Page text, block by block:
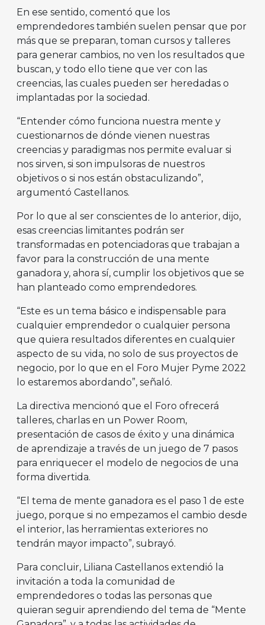
En ese sentido, comentó que los
emprendedores también suelen pensar que por
más que se preparan, toman cursos y talleres
para generar cambios, no ven los resultados que
buscan, y todo ello tiene que ver con las
creencias, las cuales pueden ser heredadas o
implantadas por la sociedad.
“Entender cómo funciona nuestra mente y
cuestionarnos de dónde vienen nuestras
creencias y paradigmas nos permite evaluar si
nos sirven, si son impulsoras de nuestros
objetivos o si nos están obstaculizando”,
argumentó Castellanos.
Por lo que al ser conscientes de lo anterior, dijo,
esas creencias limitantes podrán ser
transformadas en potenciadoras que trabajan a
favor para la construcción de una mente
ganadora y, ahora sí, cumplir los objetivos que se
han planteado como emprendedores.
“Este es un tema básico e indispensable para
cualquier emprendedor o cualquier persona
que quiera resultados diferentes en cualquier
aspecto de su vida, no solo de sus proyectos de
negocio, por lo que en el Foro Mujer Pyme 2022
lo estaremos abordando”, señaló.
La directiva mencionó que el Foro ofrecerá
talleres, charlas en un Power Room,
presentación de casos de éxito y una dinámica
de aprendizaje a través de un juego de 7 pasos
para enriquecer el modelo de negocios de una
forma divertida.
“El tema de mente ganadora es el paso 1 de este
juego, porque si no empezamos el cambio desde
el interior, las herramientas exteriores no
tendrán mayor impacto”, subrayó.
Para concluir, Liliana Castellanos extendió la
invitación a toda la comunidad de
emprendedores o todas las personas que
quieran seguir aprendiendo del tema de “Mente